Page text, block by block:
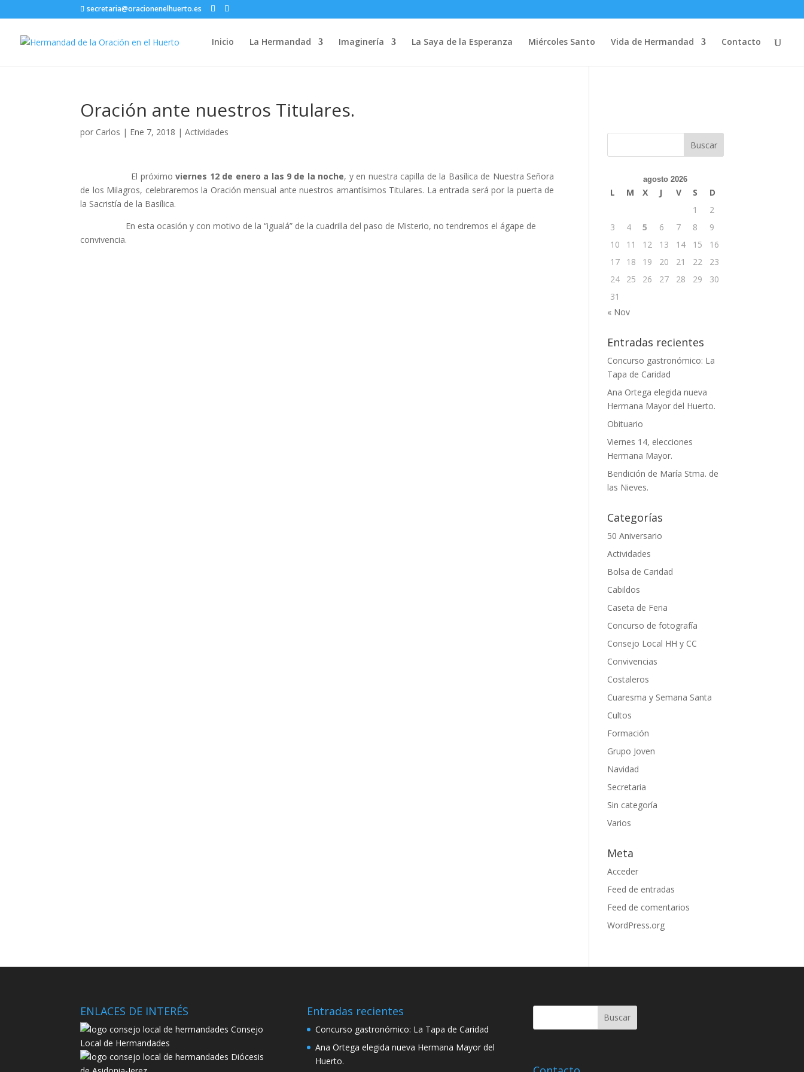
secretaria@oracionenelhuerto.es
Inicio La Hermandad Imaginería La Saya de la Esperanza Miércoles Santo Vida de Hermandad Contacto
Oración ante nuestros Titulares.
por Carlos | Ene 7, 2018 |Actividades
El próximoviernes 12 de enero a las 9 de la noche, y en nuestra capilla de la Basílica de Nuestra Señora
de los Milagros, celebraremos la Oración mensual ante nuestros amantísimos Titulares. La entrada será por la puerta de
la Sacristía de la Basílica.
En esta ocasión y con motivo de la “igualá” de la cuadrilla del paso de Misterio, no tendremos el ágape de
convivencia.
agosto 2026
L M X J V S
D
1
2
3
4 5 6 7 8
9
10
11 12 13 14 15
16
17
18 19 20 21 22
23
24
25 26 27 28 29
30
31
« Nov
Entradas recientes
Concurso gastronómico: La
Tapa de Caridad
Ana Ortega elegida nueva
Hermana Mayor del Huerto.
Obituario
Viernes 14, elecciones
Hermana Mayor.
Bendición de María Stma. de
las Nieves.
Categorías
50 Aniversario
Actividades
Bolsa de Caridad
Cabildos
Caseta de Feria
Concurso de fotografía
Consejo Local HH y CC
Convivencias
Costaleros
Cuaresma y Semana Santa
Cultos
Formación
Grupo Joven
Navidad
Secretaria
Sin categoría
Varios
Meta
Acceder
Feed de entradas
Feed de comentarios
WordPress.org
ENLACES DE INTERÉS
Consejo
Local de Hermandades
Diócesis
Entradas recientes
Concurso gastronómico: La Tapa de Caridad
Ana Ortega elegida nueva Hermana Mayor del
Huerto.